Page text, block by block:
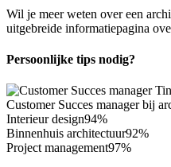
Wil je meer weten over een
uitgebreide informatiepagina
Persoonlijke tips nodig?
Customer Succes manager bij
Interieur design94%
Binnenhuis architectuur92%
Project management97%